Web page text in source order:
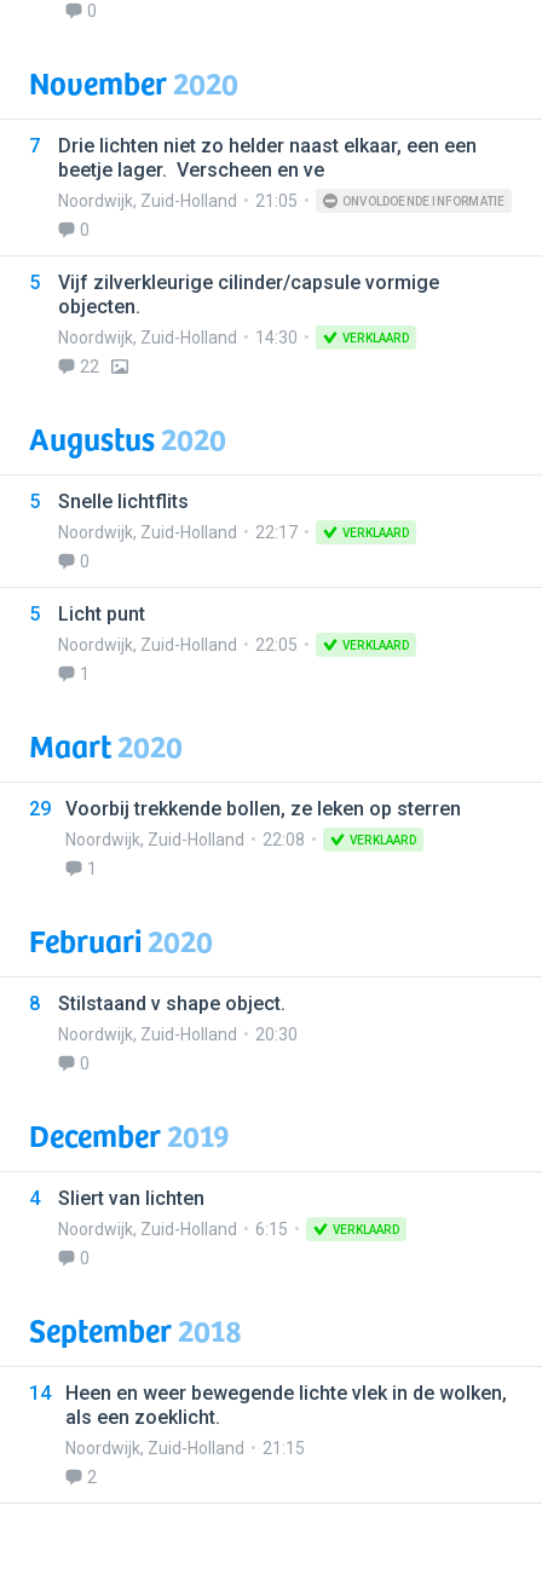
0
November2020
7
Drie lichten niet zo helder naast elkaar, een een
beetje lager. Verscheen en ve
Noordwijk, Zuid-Holland 21:05 ONVOLDOENDE INFORMATIE
0
5
Vijf zilverkleurige cilinder/capsule vormige
objecten.
Noordwijk, Zuid-Holland 14:30 VERKLAARD
22
Augustus2020
5 Snelle lichtflits
Noordwijk, Zuid-Holland 22:17 VERKLAARD
0
5 Licht punt
Noordwijk, Zuid-Holland 22:05 VERKLAARD
1
Maart2020
29 Voorbij trekkende bollen, ze leken op sterren
Noordwijk, Zuid-Holland 22:08 VERKLAARD
1
Februari2020
8 Stilstaand v shape object.
Noordwijk, Zuid-Holland
20:30
0
December2019
4 Sliert van lichten
Noordwijk, Zuid-Holland 6:15 VERKLAARD
0
September2018
14
Heen en weer bewegende lichte vlek in de wolken,
als een zoeklicht.
Noordwijk, Zuid-Holland
21:15
2